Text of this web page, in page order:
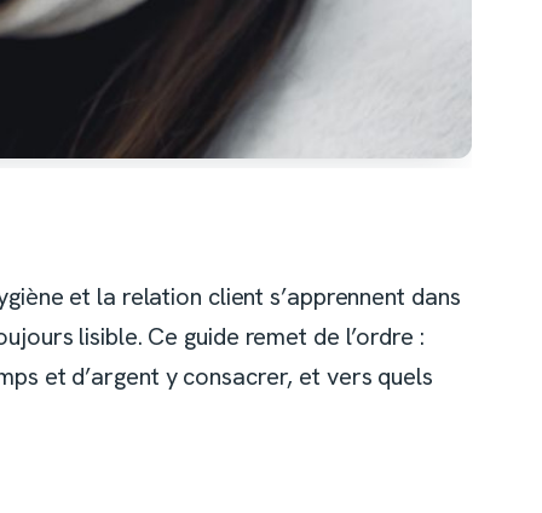
et la relation client s’apprennent dans
lisible. Ce guide remet de l’ordre :
et d’argent y consacrer, et vers quels